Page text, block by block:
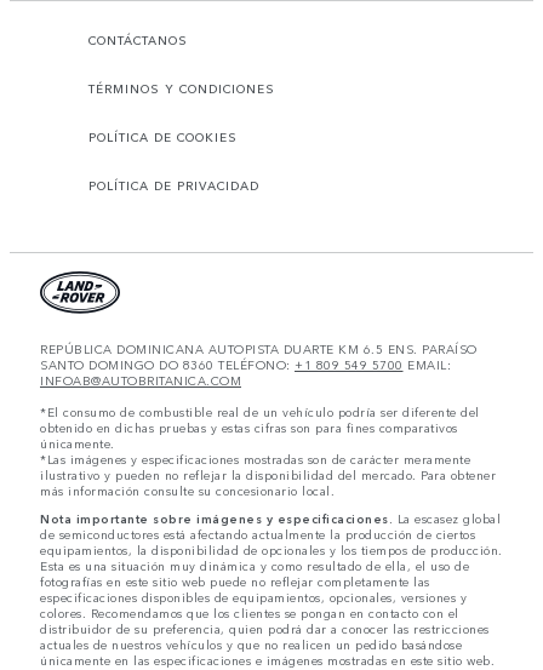
CONTÁCTANOS
TÉRMINOS Y CONDICIONES
POLÍTICA DE COOKIES
POLÍTICA DE PRIVACIDAD
REPÚBLICA DOMINICANA AUTOPISTA DUARTE KM 6.5 ENS. PARAÍSO
SANTO DOMINGO DO 8360 TELÉFONO: +1 809 549 5700 EMAIL:
INFOAB@AUTOBRITANICA.COM
*El consumo de combustible real de un vehículo podría ser diferente del
obtenido en dichas pruebas y estas cifras son para fines comparativos
únicamente.
*Las imágenes y especificaciones mostradas son de carácter meramente
ilustrativo y pueden no reflejar la disponibilidad del mercado. Para obtener
más información consulte su concesionario local.
Nota importante sobre imágenes y especificaciones. La escasez global
de semiconductores está afectando actualmente la producción de ciertos
equipamientos, la disponibilidad de opcionales y los tiempos de producción.
Esta es una situación muy dinámica y como resultado de ella, el uso de
fotografías en este sitio web puede no reflejar completamente las
especificaciones disponibles de equipamientos, opcionales, versiones y
colores. Recomendamos que los clientes se pongan en contacto con el
distribuidor de su preferencia, quien podrá dar a conocer las restricciones
actuales de nuestros vehículos y que no realicen un pedido basándose
únicamente en las especificaciones e imágenes mostradas en este sitio web.